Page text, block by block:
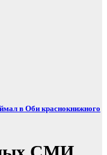
в Оби краснокнижного